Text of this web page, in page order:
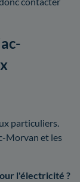
particuliers.
Morvan et les
l'électricité ?